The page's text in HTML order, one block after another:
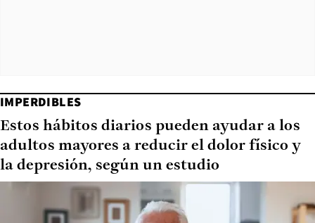
IMPERDIBLES
Estos hábitos diarios pueden ayudar a los
adultos mayores a reducir el dolor físico y
la depresión, según un estudio